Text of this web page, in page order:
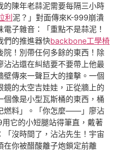
的陳年老蒜泥需要每隔三小時
利泥？」對面傳來K-999崩潰
子雜音：「重點不是蒜泥！
們的推進器快backbone工學椅
！別帶任何多餘的東西！除
沾還在糾結要不要帶上他最
傳來一聲巨大的撞擊。一個
的太空吉娃娃，正從牆上的
像是小型瓦斯桶的東西，桶
燃料」。「你怎麼——」廖沾
它的小短腿站得筆直，戴著
「沒時間了，沾沾先生！宇宙
在你被醋酸離子炮鎖定前離